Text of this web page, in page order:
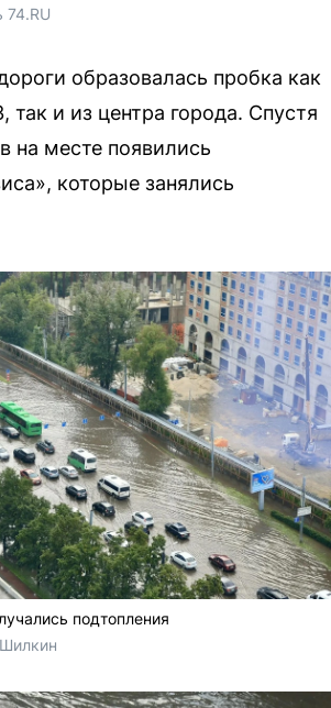
74.RU
образовалась пробка как
так и из центра города. Спустя
на месте появились
которые занялись
подтопления